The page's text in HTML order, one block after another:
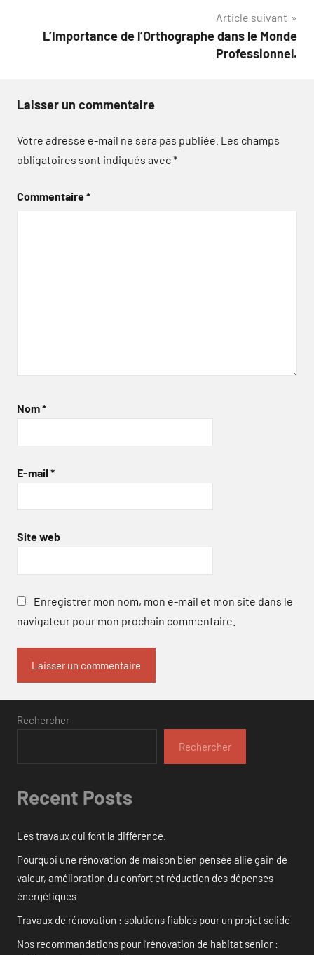
Article suivant
L’Importance de l’Orthographe dans le Monde
Professionnel.
Laisser un commentaire
Votre adresse e-mail ne sera pas publiée. Les champs
obligatoires sont indiqués avec*
Commentaire*
Nom*
E-mail *
Site web
Enregistrer mon nom, mon e-mail et mon site dans le
navigateur pour mon prochain commentaire.
Rechercher
Rechercher
Recent Posts
Les travaux qui font la différence.
Pourquoi une rénovation de maison bien pensée allie gain de
valeur, amélioration du confort et réduction des dépenses
énergétiques
Travaux de rénovation : solutions fiables pour un projet solide
Nos recommandations pour l’rénovation de habitat senior :